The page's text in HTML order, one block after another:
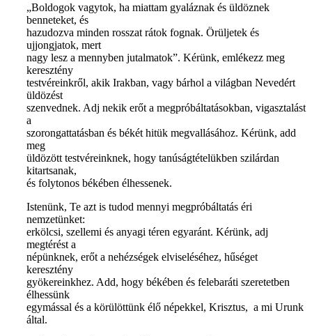
„Boldogok vagytok, ha miattam gyaláznak és üldöznek
benneteket, és
hazudozva minden rosszat rátok fognak. Örüljetek és
ujjongjatok, mert
nagy lesz a mennyben jutalmatok”. Kérünk, emlékezz meg
keresztény
testvéreinkről, akik Irakban, vagy bárhol a világban Nevedért
üldözést
szenvednek. Adj nekik erőt a megpróbáltatásokban, vigasztalást
a
szorongattatásban és békét hitük megvallásához. Kérünk, add
meg
üldözött testvéreinknek, hogy tanúságtételükben szilárdan
kitartsanak,
és folytonos békében élhessenek.
Istenünk, Te azt is tudod mennyi megpróbáltatás éri
nemzetünket:
erkölcsi, szellemi és anyagi téren egyaránt. Kérünk, adj
megtérést a
népünknek, erőt a nehézségek elviseléséhez, hűséget
keresztény
gyökereinkhez. Add, hogy békében és felebaráti szeretetben
élhessünk
egymással és a körülöttünk élő népekkel, Krisztus, a mi Urunk
által.